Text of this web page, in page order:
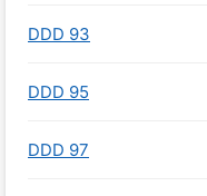
DDD 93
DDD 95
DDD 97